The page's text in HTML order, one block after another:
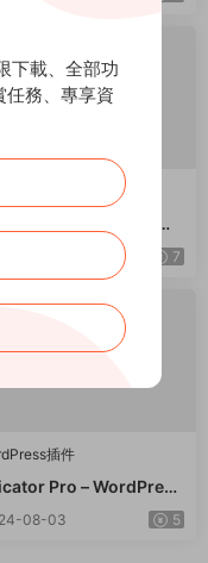
放器 – v10.21
PRO v.3.8.0 – 加速谷
本地化GDPR優化 破解
下載
7
插件
Pro – WordPress
移WordPress插件 – v
08-03 5
下載、全部功
任務、專享資